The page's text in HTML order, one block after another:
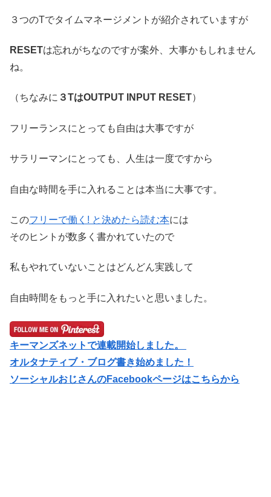
３つのTでタイムマネージメントが紹介されていますが
RESETは忘れがちなのですが案外、大事かもしれません
ね。
（ちなみに ３TはOUTPUT INPUT RESET）
フリーランスにとっても自由は大事ですが
サラリーマンにとっても、人生は一度ですから
自由な時間を手に入れることは本当に大事です。
このフリーで働く! と決めたら読む本には
そのヒントが数多く書かれていたので
私もやれていないことはどんどん実践して
自由時間をもっと手に入れたいと思いました。
キーマンズネットで連載開始しました。
オルタナティブ・ブログ書き始めました！
ソーシャルおじさんのFacebookページはこちらから